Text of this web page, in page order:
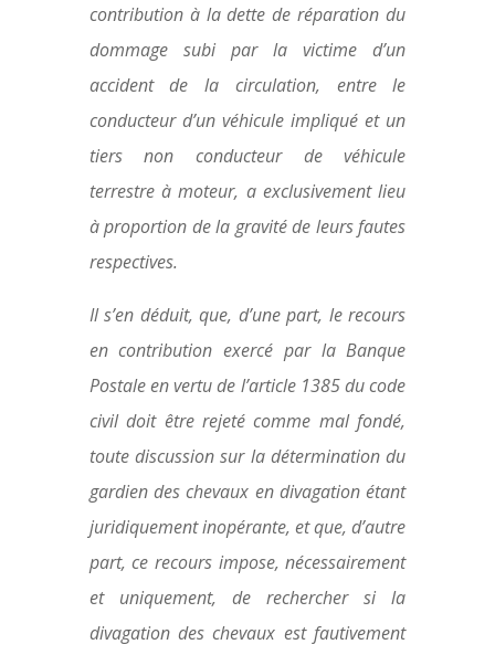
contribution à la dette de réparation du
dommage subi par la victime d’un
accident de la circulation, entre le
conducteur d’un véhicule impliqué et un
tiers non conducteur de véhicule
terrestre à moteur, a exclusivement lieu
à proportion de la gravité de leurs fautes
respectives.
Il s’en déduit, que, d’une part, le recours
en contribution exercé par la Banque
Postale en vertu de l’article 1385 du code
civil doit être rejeté comme mal fondé,
toute discussion sur la détermination du
gardien des chevaux en divagation étant
juridiquement inopérante, et que, d’autre
part, ce recours impose, nécessairement
et uniquement, de rechercher si la
divagation des chevaux est fautivement